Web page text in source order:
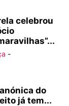
celebrou
-
do
já tem...